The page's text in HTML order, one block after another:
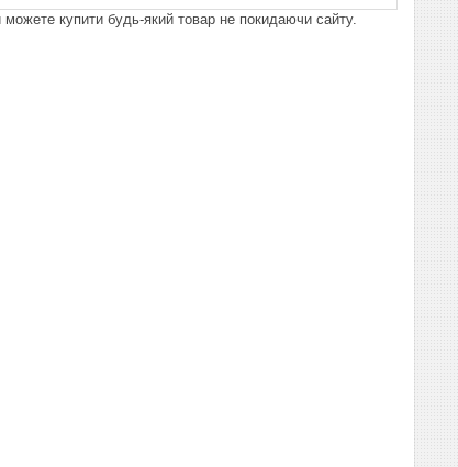
можете купити будь-який товар не покидаючи сайту.